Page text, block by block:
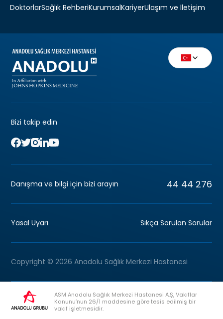
DoktorlarSağlık RehberiKurumsalKariyerUlaşım ve İletişim
Bizi takip edin
Danışma ve bilgi için bizi arayın 44 44 276
Yasal Uyarı Sıkça Sorulan Sorular
Copyright © 2026 Anadolu Sağlık Merkezi Hastanesi
ASM Anadolu Sağlık Merkezi Hastanesi A.Ş, Vakıflar
Kanunu’nun 26/1 maddesine göre tesis edilmiş bir
vakıf işletmesidir.